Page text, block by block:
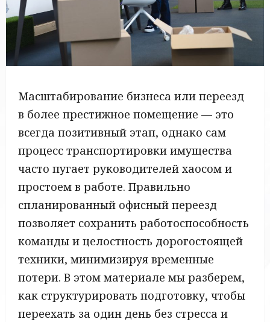
Масштабирование бизнеса или переезд
в более престижное помещение — это
всегда позитивный этап, однако сам
процесс транспортировки имущества
часто пугает руководителей хаосом и
простоем в работе. Правильно
спланированный офисный переезд
позволяет сохранить работоспособность
команды и целостность дорогостоящей
техники, минимизируя временные
потери. В этом материале мы разберем,
как структурировать подготовку, чтобы
переехать за один день без стресса и